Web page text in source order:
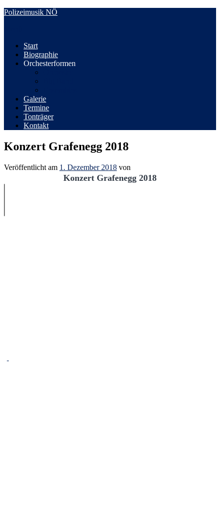
Zum
Polizeimusik NÖ
Start
Biographie
Orchesterformen
Galerie
Termine
Tonträger
Kontakt
Konzert Grafenegg 2018
Veröffentlicht am 1. Dezember 2018 von
Konzert Grafenegg 2018